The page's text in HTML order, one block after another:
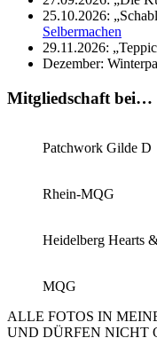
25.10.2026:
Selbermachen
29.11.2026:
Dezember:
Mitgliedschaft bei…
Patchwork Gilde D
Rhein-MQG
Heidelberg Hearts
MQG
ALLE FOTOS IN
UND DÜRFEN NICHT